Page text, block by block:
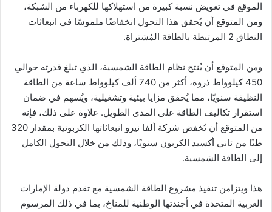
الموقع في تعويض نسبة كبيرة من استهلاكها للكهرباء من الشبكة،
ومن المتوقع أن يُحقق هذا التحول انخفاضًا ملموسًا في انبعاثات
النطاق 2 المرتبطة بالطاقة المُشتراة.
ومن المتوقع أن يُنتج نظام الطاقة الشمسية، الذي تبلغ قدرته حوالي
450 كيلوواط ذروة، أكثر من 740 ألف كيلوواط ساعة من الطاقة
النظيفة سنويًا، مما يُحقق مزايا بيئية وتشغيلية، ويُسهم في ضمان
استقرار تكاليف الطاقة على المدى الطويل. علاوة على ذلك، فإنه
من المتوقع أن تُخفض شركة ألفا نيرو انبعاثاتها الكربونية بمقدار 320
طنًا من ثاني أكسيد الكربون سنويًا، وذلك من خلال التحول الكامل
إلى الطاقة الشمسية.
هذا ويتزامن تنفيذ مشروع الطاقة الشمسية مع تقدم دولة الإمارات
العربية المتحدة في أجندتها الوطنية للمناخ، بما في ذلك المرسوم